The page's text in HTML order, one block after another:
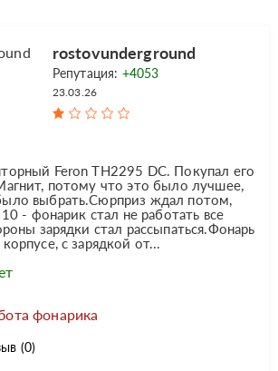
rostovunderground
Репутация: +4053
23.03.26
Feron TH2295 DC. Покупал его
потому что это было лучшее,
выбрать.Сюрприз ждал потом,
10 - фонарик стал не работать все
зарядки стал рассыпаться.Фонарь
с зарядкой от...
фонарика
(0)